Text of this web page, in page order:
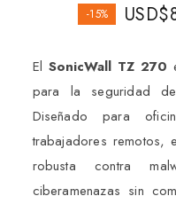
-15% USD$
El SonicWall TZ 270
para la seguridad
Diseñado para
trabajadores remotos,
robusta contra
ciberamenazas sin